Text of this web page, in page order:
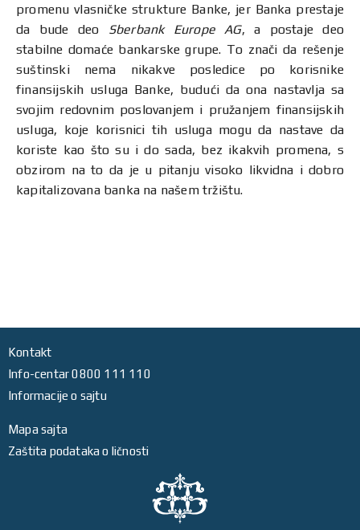
promenu vlasničke strukture Banke, jer Banka prestaje
da bude deo Sberbank Europe AG, a postaje deo
stabilne domaće bankarske grupe. To znači da rešenje
suštinski nema nikakve posledice po korisnike
finansijskih usluga Banke, budući da ona nastavlja sa
svojim redovnim poslovanjem i pružanjem finansijskih
usluga, koje korisnici tih usluga mogu da nastave da
koriste kao što su i do sada, bez ikakvih promena, s
obzirom na to da je u pitanju visoko likvidna i dobro
kapitalizovana banka na našem tržištu.
Kontakt
Info-centar 0800 111 110
Informacije o sajtu
Mapa sajta
Zaštita podataka o ličnosti